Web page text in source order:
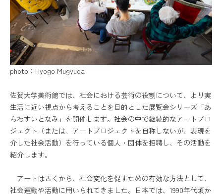
photo：Hyogo Mugyuda
佐賀大学美術館では、社会における芸術の役割について、より実
生活に近い視点から考えることを目的とした展覧会シリーズ「あ
らわすいとなみ」を開催します。社会の中で継続的なアートプロ
ジェクト（または、アートプロジェクトを自称しないが、表現を
介した社会活動）を行っている個人・団体を招聘し、その活動を
紹介します。
アートは古くから、社会変化を促すための有効な方法として、
社会運動や活動に用いられてきました。日本では、1990年代頃か